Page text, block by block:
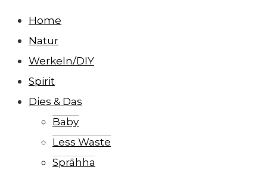
Home
Natur
Werkeln/DIY
Spirit
Dies & Das
Baby
Less Waste
Sprāhha